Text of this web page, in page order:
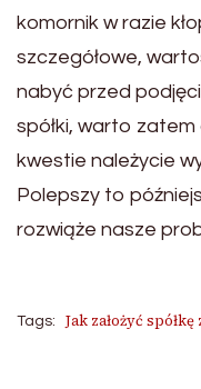
komornik w razie
szczegółowe,
nabyć przed
spółki, warto
kwestie należycie
Polepszy to
rozwiąże nasze
Tags: Jak założyć spółkę